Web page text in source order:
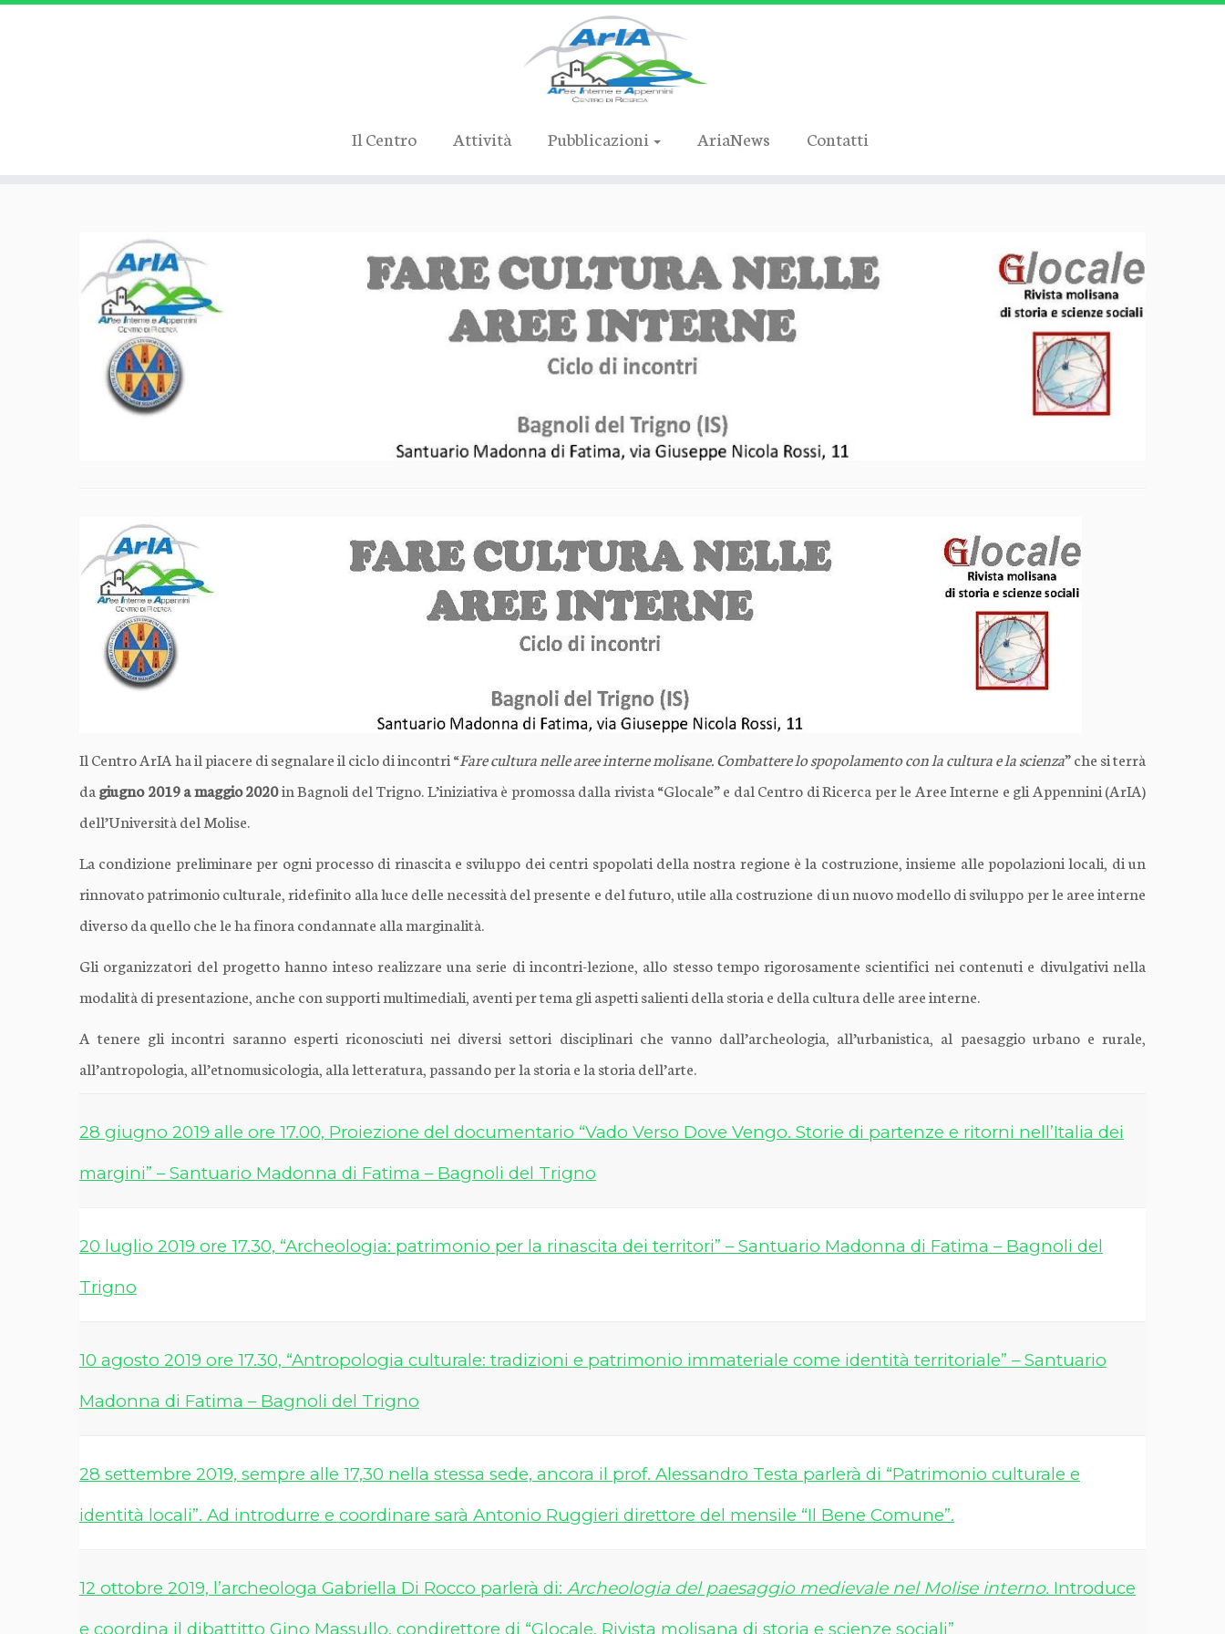
Il Centro Attività Pubblicazioni AriaNews Contatti
Il Centro ArIA ha il piacere di segnalare il ciclo di incontri “Fare cultura nelle aree interne molisane. Combattere lo spopolamento con la cultura e la scienza” che si terrà
da giugno 2019 a maggio 2020in Bagnoli del Trigno. L’iniziativa è promossa dalla rivista “Glocale” e dal Centro di Ricerca per le Aree Interne e gli Appennini (ArIA)
dell’Università del Molise.
La condizione preliminare per ogni processo di rinascita e sviluppo dei centri spopolati della nostra regione è la costruzione, insieme alle popolazioni locali, di un
rinnovato patrimonio culturale, ridefinito alla luce delle necessità del presente e del futuro, utile alla costruzione di un nuovo modello di sviluppo per le aree interne
diverso da quello che le ha finora condannate alla marginalità.
Gli organizzatori del progetto hanno inteso realizzare una serie di incontri-lezione, allo stesso tempo rigorosamente scientifici nei contenuti e divulgativi nella
modalità di presentazione, anche con supporti multimediali, aventi per tema gli aspetti salienti della storia e della cultura delle aree interne.
A tenere gli incontri saranno esperti riconosciuti nei diversi settori disciplinari che vanno dall’archeologia, all’urbanistica, al paesaggio urbano e rurale,
all’antropologia, all’etnomusicologia, alla letteratura, passando per la storia e la storia dell’arte.
28 giugno 2019 alle ore 17.00, Proiezione del documentario “Vado Verso Dove Vengo. Storie di partenze e ritorni nell’Italia dei
margini” – Santuario Madonna di Fatima – Bagnoli del Trigno
20 luglio 2019 ore 17.30, “Archeologia: patrimonio per la rinascita dei territori” – Santuario Madonna di Fatima – Bagnoli del
Trigno
10 agosto 2019 ore 17.30, “Antropologia culturale: tradizioni e patrimonio immateriale come identità territoriale” – Santuario
Madonna di Fatima – Bagnoli del Trigno
28 settembre 2019, sempre alle 17,30 nella stessa sede, ancora il prof. Alessandro Testa parlerà di “Patrimonio culturale e
identità locali”. Ad introdurre e coordinare sarà Antonio Ruggieri direttore del mensile “Il Bene Comune”.
12 ottobre 2019, l’archeologa Gabriella Di Rocco parlerà di: Archeologia del paesaggio medievale nel Molise interno. Introduce
e coordina il dibattitto Gino Massullo, condirettore di “Glocale. Rivista molisana di storia e scienze sociali”